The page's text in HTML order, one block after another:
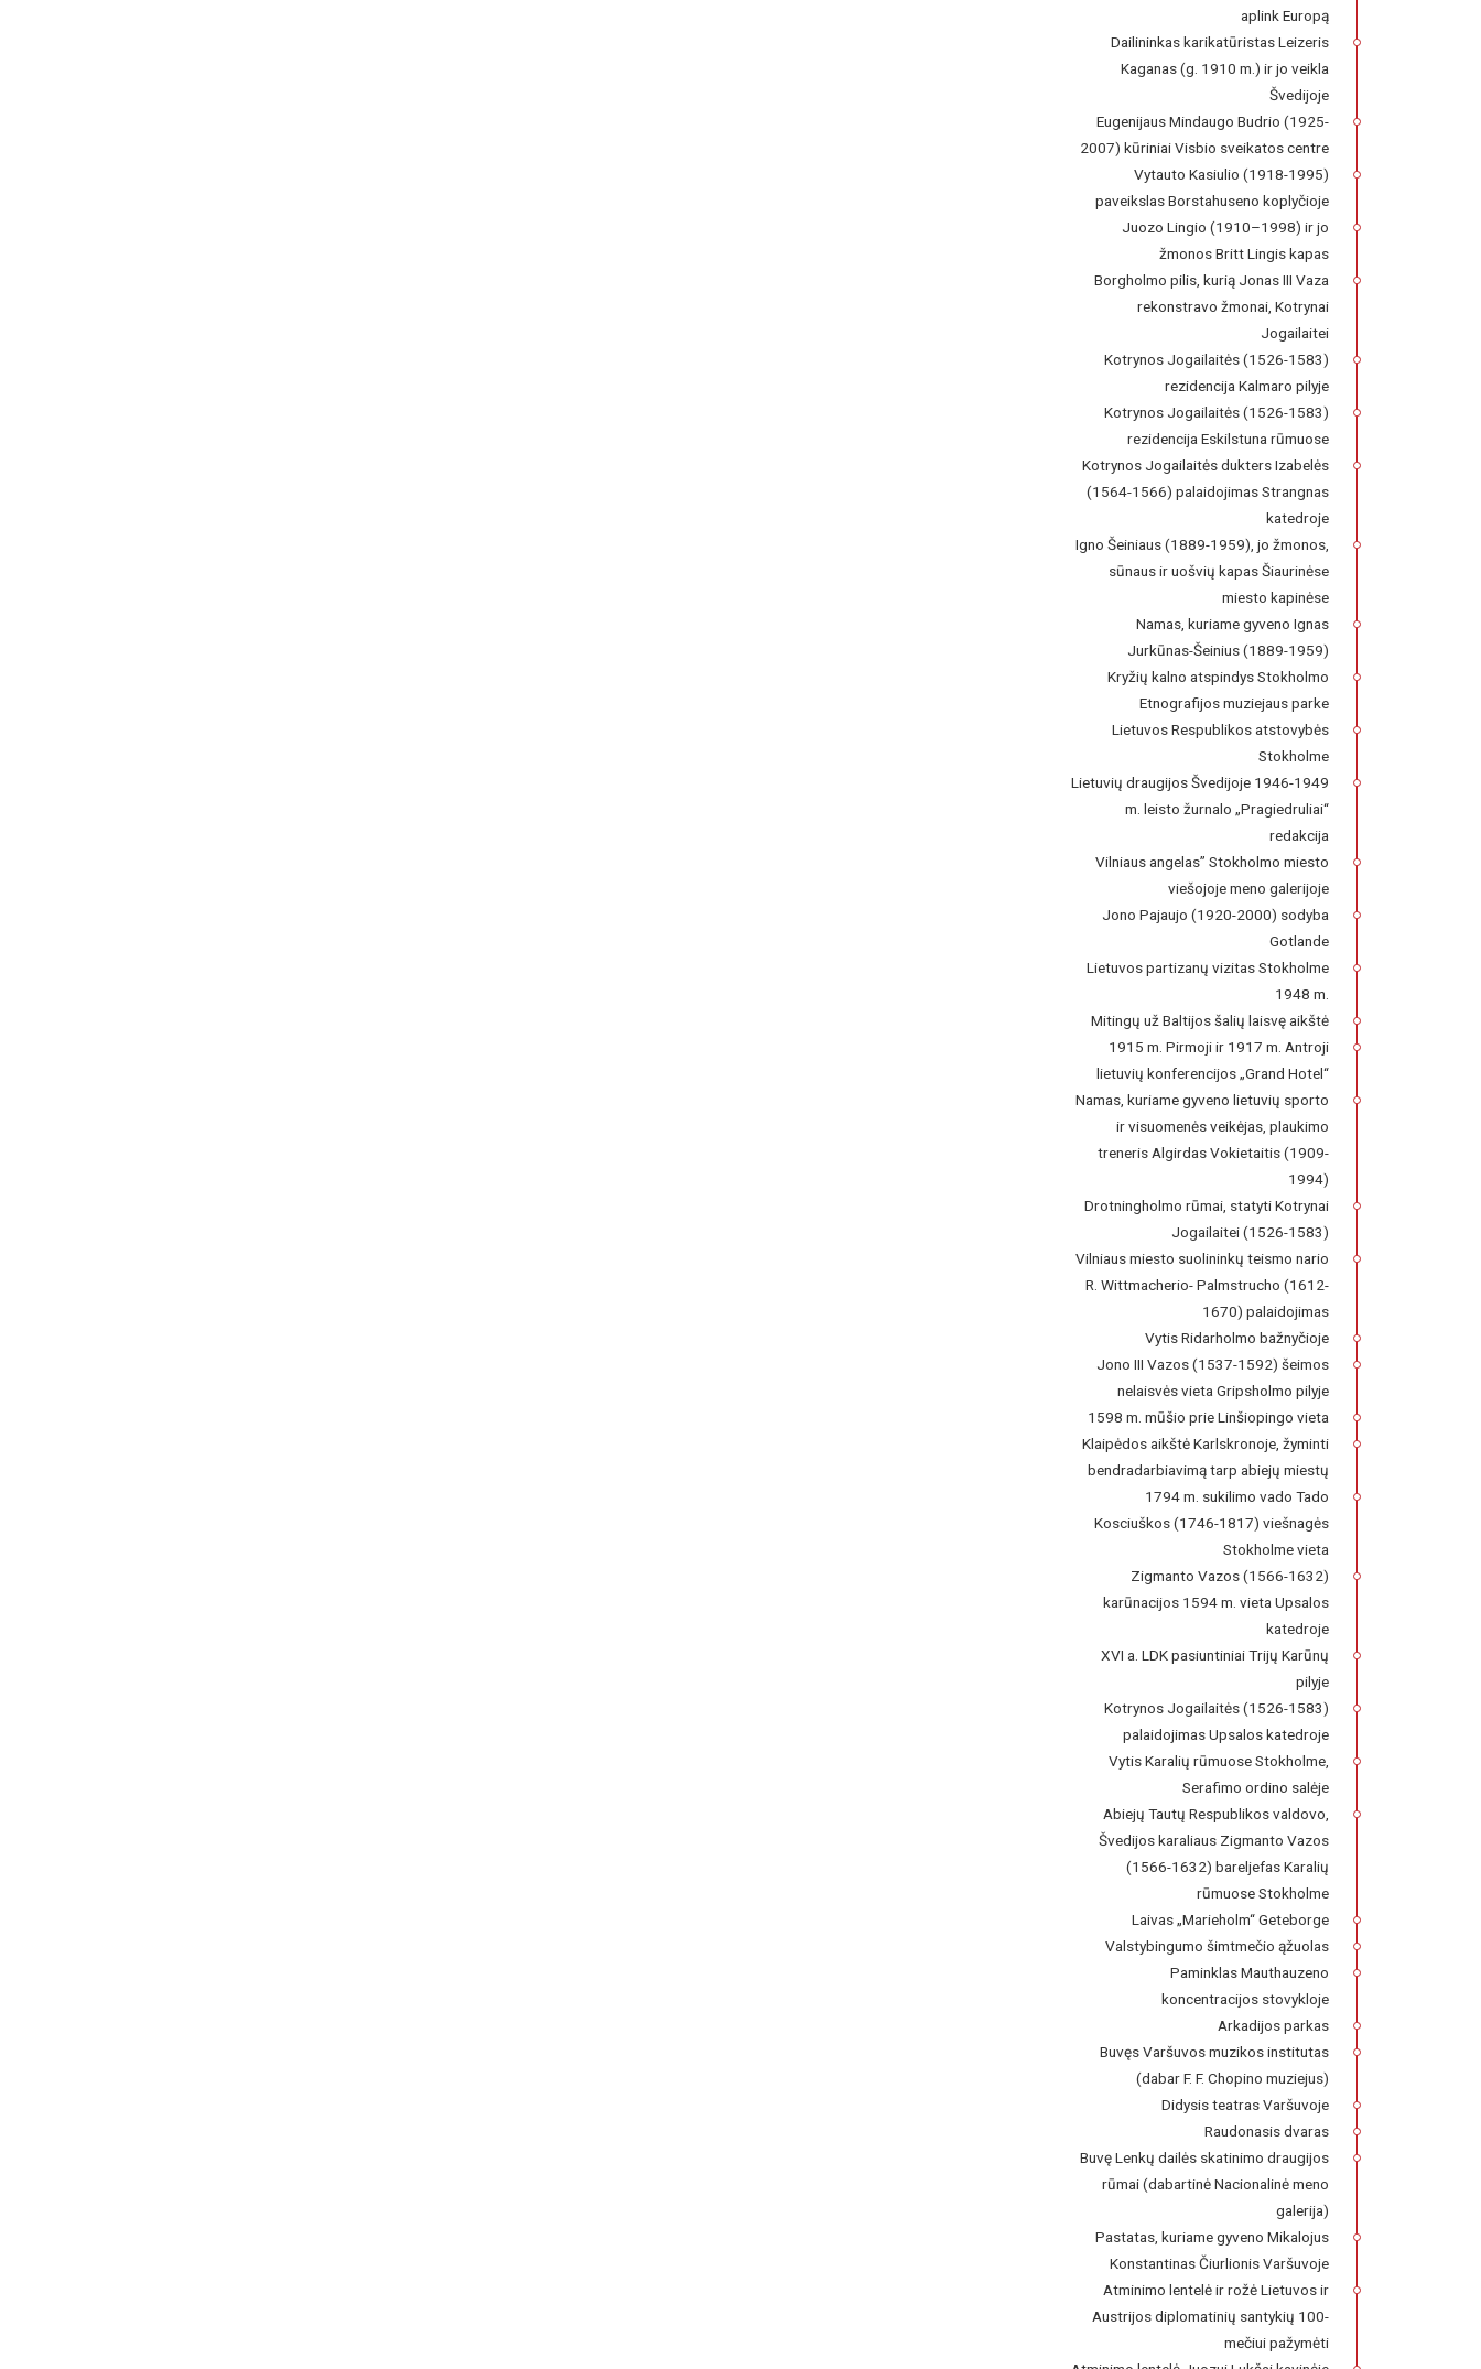
aplink Europą
Dailininkas karikatūristas Leizeris
Kaganas (g. 1910 m.) ir jo veikla
Švedijoje
Eugenijaus Mindaugo Budrio (1925-
2007) kūriniai Visbio sveikatos centre
Vytauto Kasiulio (1918-1995)
paveikslas Borstahuseno koplyčioje
Juozo Lingio (1910–1998) ir jo
žmonos Britt Lingis kapas
Borgholmo pilis, kurią Jonas III Vaza
rekonstravo žmonai, Kotrynai
Jogailaitei
Kotrynos Jogailaitės (1526-1583)
rezidencija Kalmaro pilyje
Kotrynos Jogailaitės (1526-1583)
rezidencija Eskilstuna rūmuose
Kotrynos Jogailaitės dukters Izabelės
(1564-1566) palaidojimas Strangnas
katedroje
Igno Šeiniaus (1889-1959), jo žmonos,
sūnaus ir uošvių kapas Šiaurinėse
miesto kapinėse
Namas, kuriame gyveno Ignas
Jurkūnas-Šeinius (1889-1959)
Kryžių kalno atspindys Stokholmo
Etnografijos muziejaus parke
Lietuvos Respublikos atstovybės
Stokholme
Lietuvių draugijos Švedijoje 1946-1949
m. leisto žurnalo „Pragiedruliai“
redakcija
Vilniaus angelas” Stokholmo miesto
viešojoje meno galerijoje
Jono Pajaujo (1920-2000) sodyba
Gotlande
Lietuvos partizanų vizitas Stokholme
1948 m.
Mitingų už Baltijos šalių laisvę aikštė
1915 m. Pirmoji ir 1917 m. Antroji
lietuvių konferencijos „Grand Hotel“
Namas, kuriame gyveno lietuvių sporto
ir visuomenės veikėjas, plaukimo
treneris Algirdas Vokietaitis (1909-
1994)
Drotningholmo rūmai, statyti Kotrynai
Jogailaitei (1526-1583)
Vilniaus miesto suolininkų teismo nario
R. Wittmacherio- Palmstrucho (1612-
1670) palaidojimas
Vytis Ridarholmo bažnyčioje
Jono III Vazos (1537-1592) šeimos
nelaisvės vieta Gripsholmo pilyje
1598 m. mūšio prie Linšiopingo vieta
Klaipėdos aikštė Karlskronoje, žyminti
bendradarbiavimą tarp abiejų miestų
1794 m. sukilimo vado Tado
Kosciuškos (1746-1817) viešnagės
Stokholme vieta
Zigmanto Vazos (1566-1632)
karūnacijos 1594 m. vieta Upsalos
katedroje
XVI a. LDK pasiuntiniai Trijų Karūnų
pilyje
Kotrynos Jogailaitės (1526-1583)
palaidojimas Upsalos katedroje
Vytis Karalių rūmuose Stokholme,
Serafimo ordino salėje
Abiejų Tautų Respublikos valdovo,
Švedijos karaliaus Zigmanto Vazos
(1566-1632) bareljefas Karalių
rūmuose Stokholme
Laivas „Marieholm“ Geteborge
Valstybingumo šimtmečio ąžuolas
Paminklas Mauthauzeno
koncentracijos stovykloje
Arkadijos parkas
Buvęs Varšuvos muzikos institutas
(dabar F. F. Chopino muziejus)
Didysis teatras Varšuvoje
Raudonasis dvaras
Buvę Lenkų dailės skatinimo draugijos
rūmai (dabartinė Nacionalinė meno
galerija)
Pastatas, kuriame gyveno Mikalojus
Konstantinas Čiurlionis Varšuvoje
Atminimo lentelė ir rožė Lietuvos ir
Austrijos diplomatinių santykių 100-
mečiui pažymėti